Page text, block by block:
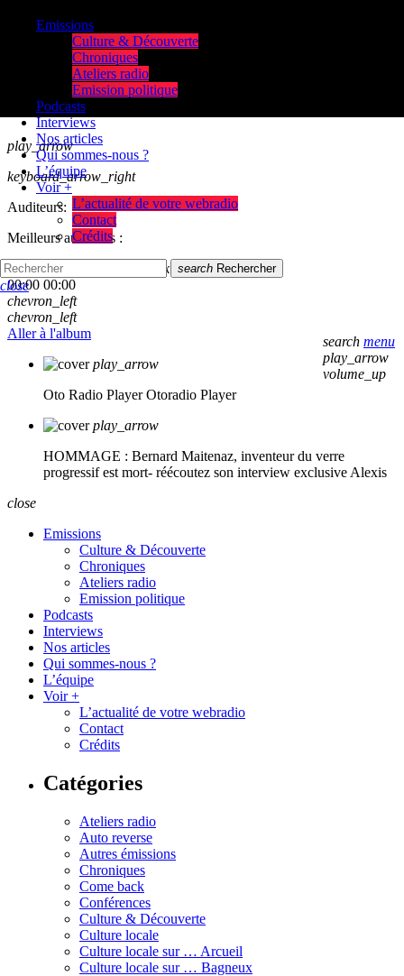
play_arrow
keyboard_arrow_right
Auditeurs:
Meilleurs auditeurs :
skip_previous
skip_next
00:00 00:00
chevron_left
chevron_left
Aller à l'album
play_arrow
Oto Radio Player Otoradio Player
play_arrow
HOMMAGE : Bernard Maitenaz, inventeur du verre
progressif est mort- réécoutez son interview exclusive Alexis
Emissions
Culture & Découverte
Chroniques
Ateliers radio
Emission politique
Podcasts
Interviews
Nos articles
Qui sommes-nous ?
L’équipe
Voir +
L’actualité de votre webradio
Contact
Crédits
search menu
play_arrow
volume_up
search Rechercher
close
close
Emissions
Culture & Découverte
Chroniques
Ateliers radio
Emission politique
Podcasts
Interviews
Nos articles
Qui sommes-nous ?
L’équipe
Voir +
L’actualité de votre webradio
Contact
Crédits
Catégories
Ateliers radio
Auto reverse
Autres émissions
Chroniques
Come back
Conférences
Culture & Découverte
Culture locale
Culture locale sur … Arcueil
Culture locale sur … Bagneux